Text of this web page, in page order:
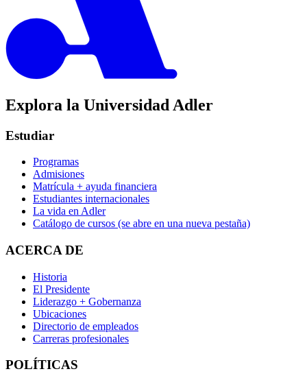
Explora la Universidad Adler
Estudiar
Programas
Admisiones
Matrícula + ayuda financiera
Estudiantes internacionales
La vida en Adler
Catálogo de cursos (se abre en una nueva pestaña)
ACERCA DE
Historia
El Presidente
Liderazgo + Gobernanza
Ubicaciones
Directorio de empleados
Carreras profesionales
POLÍTICAS